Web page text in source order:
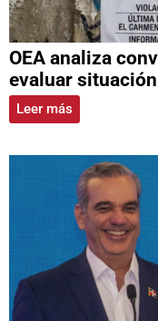
OEA analiza
evaluar
Leer más